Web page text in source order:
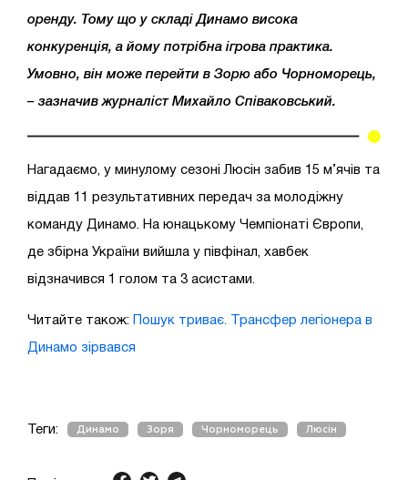
оренду. Тому що у складі Динамо висока
конкуренція, а йому потрібна ігрова практика.
Умовно, він може перейти в Зорю або Чорноморець,
– зазначив журналіст Михайло Співаковський.
Нагадаємо, у минулому сезоні Люсін забив 15 м’ячів та
віддав 11 результативних передач за молодіжну
команду Динамо. На юнацькому Чемпіонаті Європи,
де збірна України вийшла у півфінал, хавбек
відзначився 1 голом та 3 асистами.
Читайте також: Пошук триває. Трансфер легіонера в
Динамо зірвався
Теги: Динамо Зоря Чорноморець Люсін